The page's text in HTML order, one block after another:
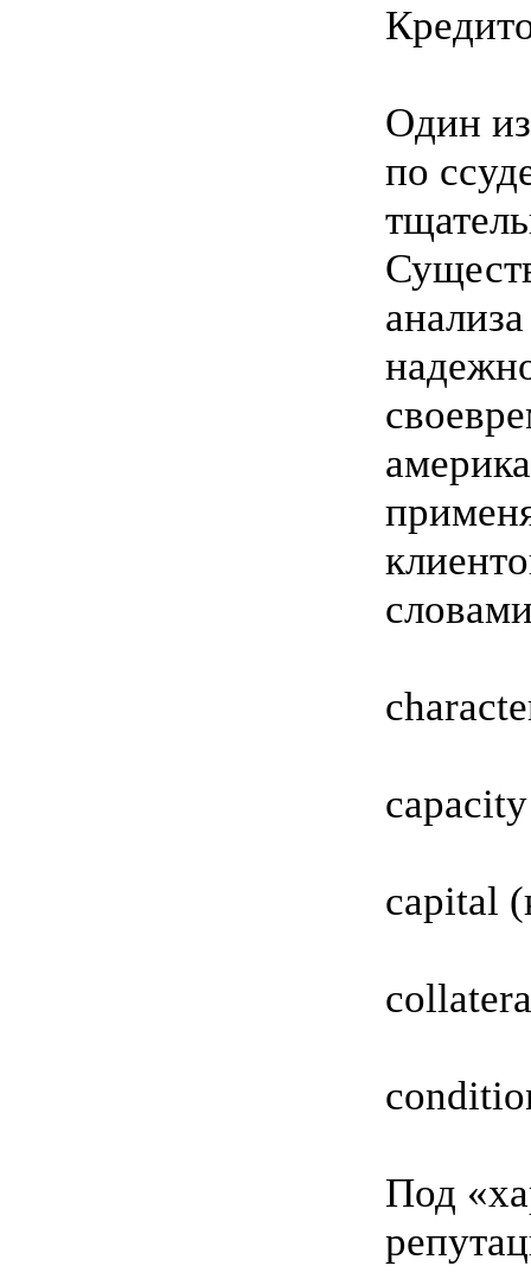
Один
по
сapital
Под